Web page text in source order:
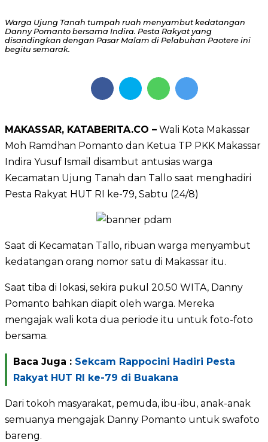
Warga Ujung Tanah tumpah ruah menyambut kedatangan
Danny Pomanto bersama Indira. Pesta Rakyat yang
disandingkan dengan Pasar Malam di Pelabuhan Paotere ini
begitu semarak.
MAKASSAR, KATABERITA.CO – Wali Kota Makassar
Moh Ramdhan Pomanto dan Ketua TP PKK Makassar
Indira Yusuf Ismail disambut antusias warga
Kecamatan Ujung Tanah dan Tallo saat menghadiri
Pesta Rakyat HUT RI ke-79, Sabtu (24/8)
Saat di Kecamatan Tallo, ribuan warga menyambut
kedatangan orang nomor satu di Makassar itu.
Saat tiba di lokasi, sekira pukul 20.50 WITA, Danny
Pomanto bahkan diapit oleh warga. Mereka
mengajak wali kota dua periode itu untuk foto-foto
bersama.
Baca Juga : Sekcam Rappocini Hadiri Pesta
Rakyat HUT RI ke-79 di Buakana
Dari tokoh masyarakat, pemuda, ibu-ibu, anak-anak
semuanya mengajak Danny Pomanto untuk swafoto
bareng.